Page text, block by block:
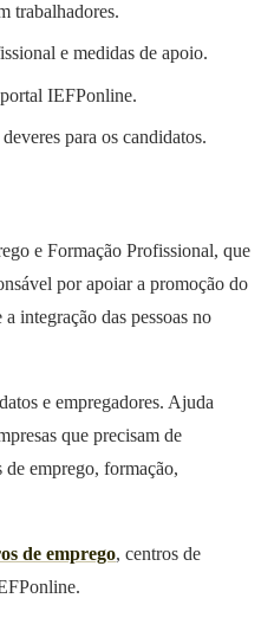
trabalhadores.
e medidas de apoio.
IEFPonline.
para os candidatos.
e Formação Profissional, que
por apoiar a promoção do
integração das pessoas no
e empregadores. Ajuda
que precisam de
emprego, formação,
de emprego, centros de